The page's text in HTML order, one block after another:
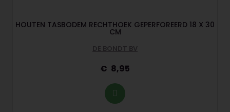
HOUTEN TASBODEM RECHTHOEK GEPERFOREERD 18 X 30
CM
DE BONDT BV
8,95